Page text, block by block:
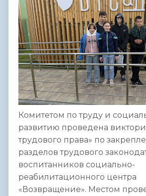
Комитетом по труду и
развитию проведена
трудового права» по
разделов трудового
воспитанников социально-
реабилитационного центра
«Возвращение». Местом